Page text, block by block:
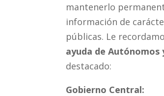
mantenerlo
información de
públicas. Le
ayuda de Autónomos
destacado:
Gobierno Central: